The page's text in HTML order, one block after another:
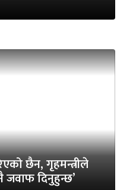
छैन, गृहमन्त्रीले
दिनुहुन्छ’